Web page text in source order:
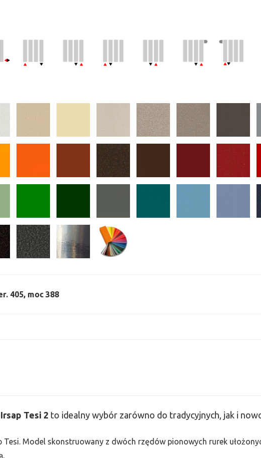
405, moc 388
Irsap Tesi 2 to idealny wybór zarówno do tradycyjnych, jak i
Model skonstruowany z dwóch rzędów pionowych rurek